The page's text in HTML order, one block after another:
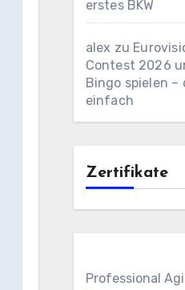
erstes BKW
alex zu
Contest 2026
Bingo spielen –
einfach
Zertifikate
Professional